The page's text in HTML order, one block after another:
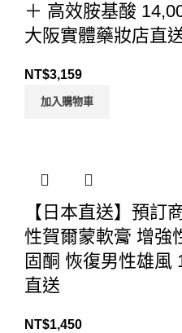
＋ 高效胺基酸
大阪實體藥妝店直
NT$3,159
加入購物車
【日本直送】預訂
性賀爾蒙軟膏 增強
固酮 恢復男性雄風
直送
NT$1,450